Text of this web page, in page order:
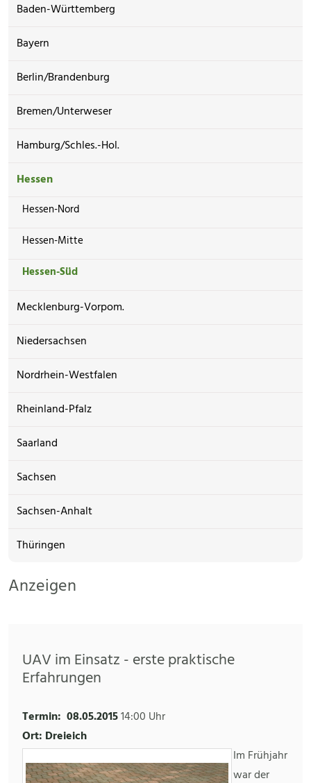
Baden-Württemberg
Bayern
Berlin/Brandenburg
Bremen/Unterweser
Hamburg/Schles.-Hol.
Hessen
Hessen-Nord
Hessen-Mitte
Hessen-Süd
Mecklenburg-Vorpom.
Niedersachsen
Nordrhein-Westfalen
Rheinland-Pfalz
Saarland
Sachsen
Sachsen-Anhalt
Thüringen
Anzeigen
UAV im Einsatz - erste praktische
Erfahrungen
Termin: 08.05.201514:00 Uhr
Ort: Dreieich
Im Frühjahr
war der